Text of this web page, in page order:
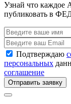
Узнай что
публиковать в
Подтверждаю
персональных
соглашение
Отправить заявку